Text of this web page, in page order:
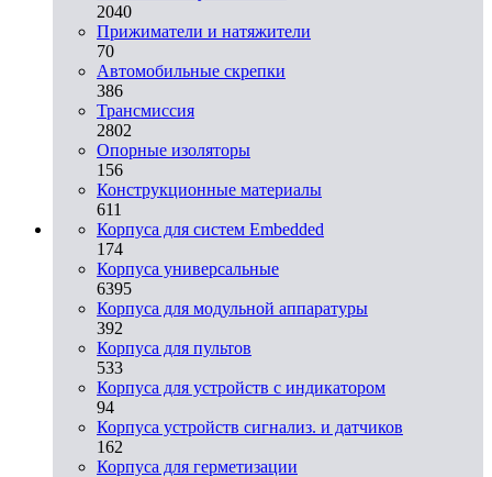
2040
Прижиматели и натяжители
70
Автомобильные скрепки
386
Трансмиссия
2802
Опорные изоляторы
156
Конструкционные материалы
611
Корпуса для систем Embedded
174
Корпуса универсальные
6395
Корпуса для модульной аппаратуры
392
Корпуса для пультов
533
Корпуса для устройств с индикатором
94
Корпуса устройств сигнализ. и датчиков
162
Корпуса для герметизации